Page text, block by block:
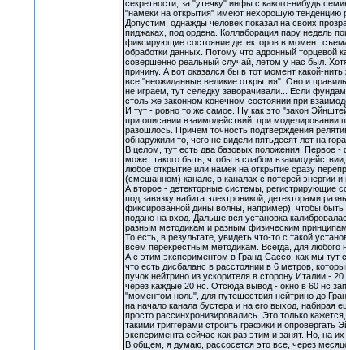
секретности, за "утечку" инфы с какого-нибудь
"намеки на открытия" имеют нехорошую тенденцию
Допустим, однажды человек показал на своих
пиджаках, под ордена. Коллаборация пару недель
фиксирующие состояние детекторов в момент
обработки данных. Потому что адронный торцевой
совершенно реальный случай, летом у нас был.
причину. А вот оказался бы в тот момент какой-
все "неожиданные великие открытия". Оно и
не играем, тут селедку заворачивали... Если
столь же законном конечном состоянии при
И тут - ровно то же самое. Ну как это "закон
при описании взаимодействий, при
разошлось. Причем точность подтверждения
обнаружили то, чего не видели пятьдесят лет на
В целом, тут есть два базовых положения. Первое
может такого быть, чтобы в слабом
любое открытие или намек на открытие сразу
(смешанном) канале, в каналах с потерей энергии и
А второе - детекторные системы, регистрирующие
под завязку набита электроникой, детекторами
фиксированной дины волны, например), чтобы быть
подано на вход. Дальше вся установка
разным методикам и разным физическим
То есть, в результате, увидеть что-то с такой
всем перекрестным методикам. Всегда, для любого
А с этим экспериментом в Гранд-Сассо, как мы тут
что есть дисбаланс в расстоянии в 6 метров,
пучок нейтрино из ускорителя в сторону Италии -
через каждые 20 нс. Отсюда вывод - окно в 60 нс
"моментом ноль", для путешествия нейтрино до
на начало канала бустера и на его выход, набирая
просто рассинхронизировались. Это только
такими триггерами строить графики и опровергать
эксперимента сейчас как раз этим и занят. Но, на
В общем, я думаю, рассосется это все, через